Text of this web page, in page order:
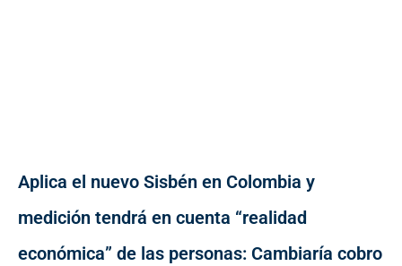
Aplica el nuevo Sisbén en Colombia y
medición tendrá en cuenta “realidad
económica” de las personas: Cambiaría cobro